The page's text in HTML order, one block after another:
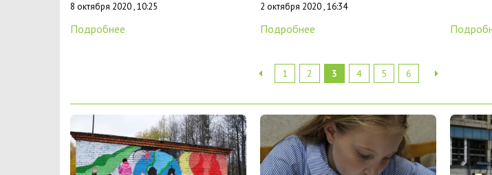
8 октября 2020 , 10:25
Подробнее
2 октября 2020 , 16:34
Подробнее
1 2 3 4 5 6